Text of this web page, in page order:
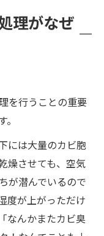
理がなぜ
を行うことの重要
には大量のカビ胞
燥させても、空気
が潜んでいるので
度が上がっただけ
なんかまたカビ臭